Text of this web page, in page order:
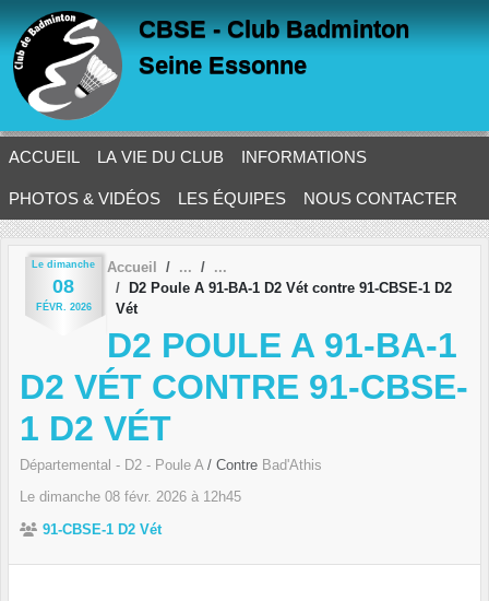
CBSE - Club Badminton
Seine Essonne
ACCUEIL LA VIE DU CLUB INFORMATIONS
PHOTOS & VIDÉOS LES ÉQUIPES NOUS CONTACTER
Le dimanche
08
FÉVR. 2026
Accueil
D2 Poule A 91-BA-1 D2 Vét contre 91-CBSE-1 D2
Vét
D2 POULE A 91-BA-1
D2 VÉT CONTRE 91-CBSE-
1 D2 VÉT
Départemental - D2 - Poule A / Contre Bad'Athis
Le dimanche 08 févr. 2026 à 12h45
91-CBSE-1 D2 Vét
Panneau de gestion des cookies